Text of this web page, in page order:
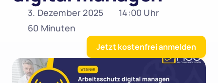
3. Dezember 2025
14:00 Uhr
60 Minuten
Jetzt kostenfrei anmelden